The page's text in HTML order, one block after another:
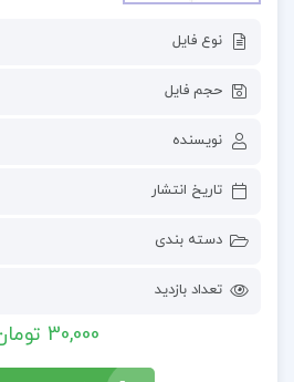
نوع فایل
حجم فایل
نویسنده
تاریخ انتشار
دسته بندی
تعداد بازدید
30,000 تومان